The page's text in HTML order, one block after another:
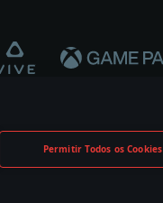
Permitir Todos os Cookies
construtor.